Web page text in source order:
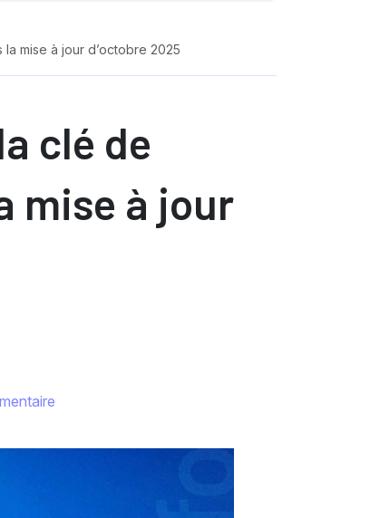
mise à jour d’octobre 2025
clé de
mise à jour